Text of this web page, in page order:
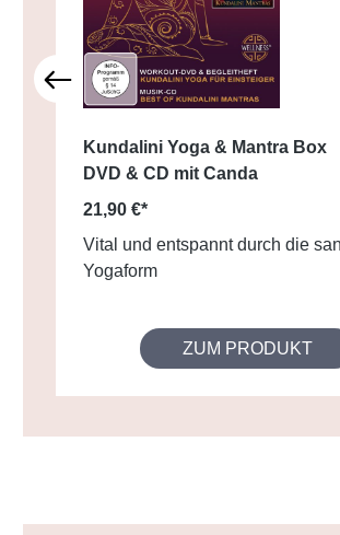
Kundalini Yoga & Mantra Box
DVD & CD mit Canda
21,90 €*
Vital und entspannt durch die
Yogaform
ZUM PRODUKT